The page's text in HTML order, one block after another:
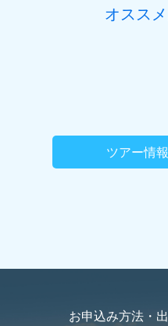
オスス
ツアー情
お申込み方法・